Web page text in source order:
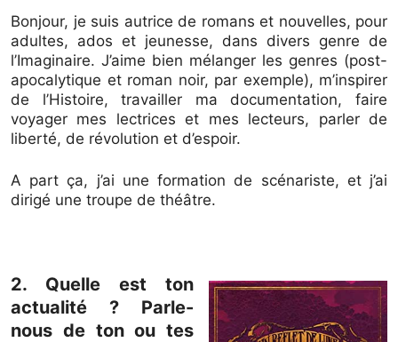
Bonjour, je suis autrice de romans et nouvelles, pour
adultes, ados et jeunesse, dans divers genre de
l’Imaginaire. J’aime bien mélanger les genres (post-
apocalytique et roman noir, par exemple), m’inspirer
de l’Histoire, travailler ma documentation, faire
voyager mes lectrices et mes lecteurs, parler de
liberté, de révolution et d’espoir.
A part ça, j’ai une formation de scénariste, et j’ai
dirigé une troupe de théâtre.
2. Quelle est ton
actualité ? Parle-
nous de ton ou tes